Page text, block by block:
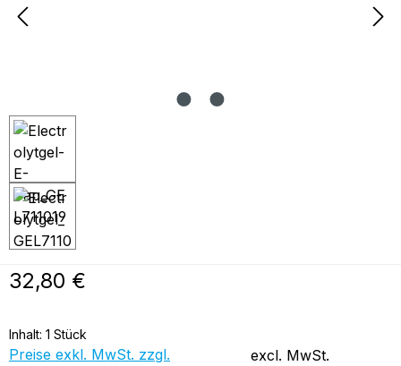
Regulärer Preis:
32,80 €
Inhalt: 1 Stück
Preise exkl. MwSt. zzgl.
excl. MwSt.